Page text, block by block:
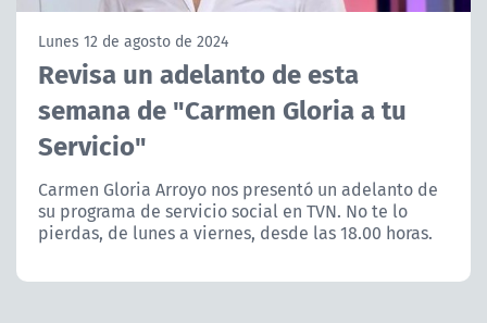
ACTUALIDAD Y TENDENCIAS
CORPORATIVO Y TRANSPARENCIA
CANAL DE DENUNCIAS
Lunes 12 de agosto de 2024
Revisa un adelanto de esta
semana de "Carmen Gloria a tu
Servicio"
Carmen Gloria Arroyo nos presentó un adelanto de
su programa de servicio social en TVN. No te lo
pierdas, de lunes a viernes, desde las 18.00 horas.